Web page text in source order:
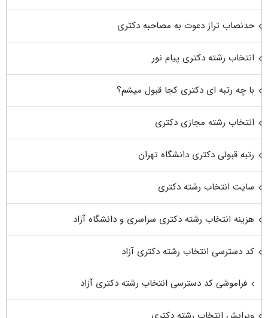
حدنصاب تراز دعوت به مصاحبه دکتری
انتخاب رشته دکتری پیام نور
با چه رتبه ای دکتری کجا قبول میشم؟
انتخاب رشته مجازی دکتری
رتبه قبولی دکتری دانشگاه تهران
سایت انتخاب رشته دکتری
هزینه انتخاب رشته دکتری سراسری و دانشگاه آزاد
کد دسترسی انتخاب رشته دکتری آزاد
فراموشی کد دسترسی انتخاب رشته دکتری آزاد